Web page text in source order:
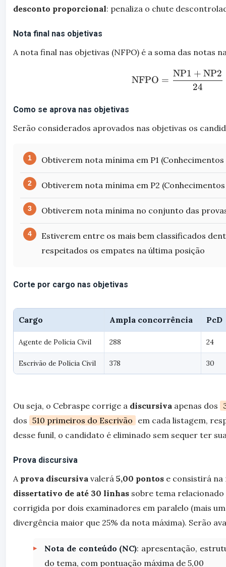
desconto proporcional: penaliza o chute
Nota final nas objetivas
A nota final nas objetivas (NFPO) é a soma das notas
NFPO =
24
NP1 + NP2
Como se aprova nas objetivas
Serão considerados aprovados nas objetivas os
Obtiverem nota mínima em P1 (Conhecimentos
Obtiverem nota mínima em P2
Obtiverem nota mínima no conjunto das
Estiverem entre os mais bem classificados
respeitados os empates na última posição
Corte por cargo nas objetivas
Cargo Ampla concorrência PcD
Agente de Polícia Civil 288 24
Escrivão de Polícia Civil 378 30
Ou seja, o Cebraspe corrige a discursiva apenas dos
dos 510 primeiros do Escrivão em cada listagem,
desse funil, o candidato é eliminado sem sequer ter
Prova discursiva
A prova discursiva valerá 5,00 pontos e consistirá
dissertativo de até 30 linhas sobre tema
corrigida por dois examinadores em paralelo (mais
divergência maior que 25% da nota máxima). Serão
Nota de conteúdo (NC): apresentação,
do tema, com pontuação máxima de 5,00